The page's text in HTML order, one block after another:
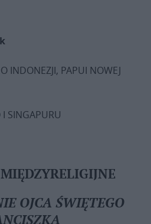
INDONEZJI, PAPUI NOWEJ
SINGAPURU
OJCA ŚWIĘTEGO